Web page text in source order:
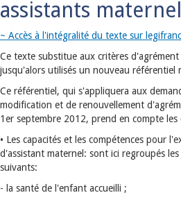
assistants
~ Accès à l'intégralité du texte sur
Ce texte substitue aux critères
jusqu'alors utilisés un nouveau référentiel
Ce référentiel, qui s'appliquera aux
modification et de renouvellement
1er septembre 2012, prend en compte les
• Les capacités et les compétences pour
d'assistant maternel: sont ici regroupés
suivants:
- la santé de l'enfant accueilli ;